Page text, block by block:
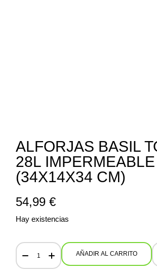
ALFORJAS BASIL
28L IMPERMEABLE
(34X14X34 CM)
54,99€
Hay existencias
Alforjas Basil Tour 28L Impermeable
AÑADIR AL CARRITO